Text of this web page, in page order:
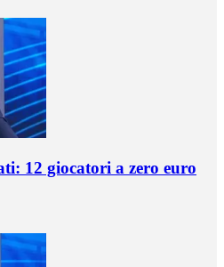
12 giocatori a zero euro